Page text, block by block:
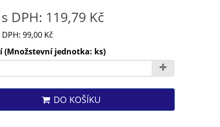
DPH: 119,79 Kč
99,00 Kč
(Množstevní jednotka: ks)
DO KOŠÍKU